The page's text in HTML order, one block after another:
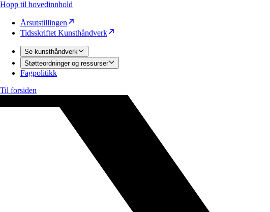
Hopp til hovedinnhold
Årsutstillingen
Tidsskriftet Kunsthåndverk
Se kunsthåndverk
Støtteordninger og ressurser
Fagpolitikk
Til forsiden